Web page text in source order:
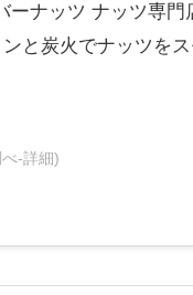
ーナッツ ナッツ専門
と炭火でナッツを
-詳細)